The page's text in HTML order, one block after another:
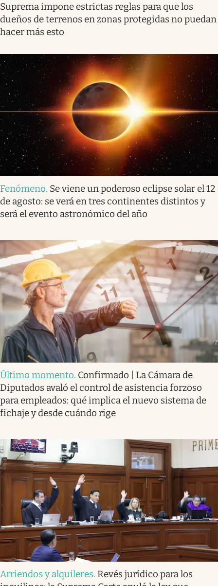
Suprema impone estrictas reglas para que los
dueños de terrenos en zonas protegidas no puedan
hacer más esto
Fenómeno. Se viene un poderoso eclipse solar el 12
de agosto: se verá en tres continentes distintos y
será el evento astronómico del año
Último momento. Confirmado | La Cámara de
Diputados avaló el control de asistencia forzoso
para empleados: qué implica el nuevo sistema de
fichaje y desde cuándo rige
Arriendos y alquileres. Revés jurídico para los